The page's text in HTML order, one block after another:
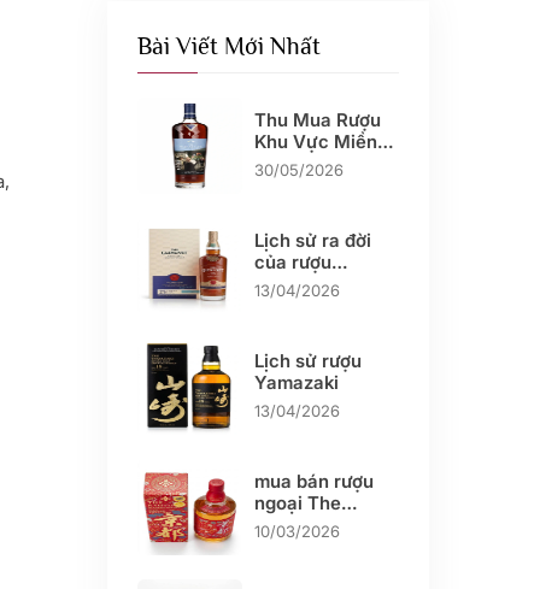
Bài Viết Mới Nhất
Thu Mua Rượu
Khu Vực Miền
Tây
30/05/2026
Lịch sử ra đời
của rượu
Glenlivet
13/04/2026
Lịch sử rượu
Yamazaki
13/04/2026
mua bán rượu
ngoại The
KYOTO
10/03/2026